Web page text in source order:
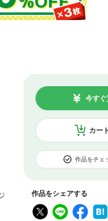
カー
今すぐ
作品をチェ
作品をシェアする